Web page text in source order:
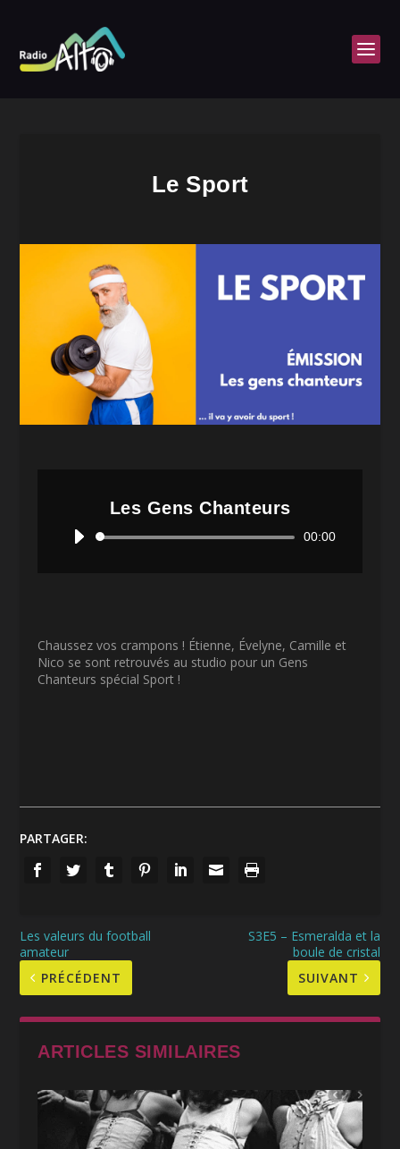
Le Sport
Les Gens Chanteurs
Lecteur
00:00
Chaussez vos crampons ! Étienne, Évelyne, Camille et
Nico se sont retrouvés au studio pour un Gens
Chanteurs spécial Sport !
PARTAGER:
Les valeurs du football
amateur
PRÉCÉDENT
S3E5 – Esmeralda et la
boule de cristal
SUIVANT
ARTICLES SIMILAIRES